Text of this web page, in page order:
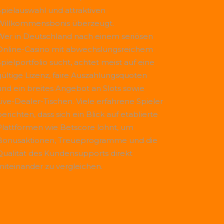
und attraktiven
überzeugt.
in Deutschland nach einem seriösen
Casino mit abwechslungsreichem
sucht, achtet meist auf eine
Lizenz, faire Auszahlungsquoten
ein breites Angebot an Slots sowie
Dealer-Tischen. Viele erfahrene Spieler
dass sich ein Blick auf etablierte
wie Betscore lohnt, um
Treueprogramme und die
des Kundensupports direkt
zu vergleichen.